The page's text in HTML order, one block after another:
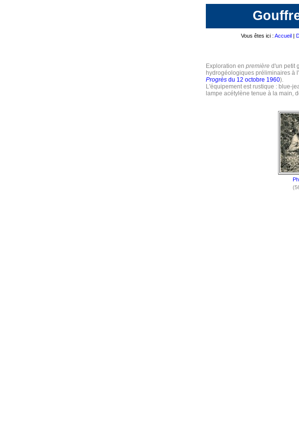
Vous êtes ici : Accueil |
Exploration en première d'un petit
hydrogéologiques préliminaires à
Progrès du 12 octobre 1960).
L'équipement est rustique : blue-
lampe acétylène tenue à la main,